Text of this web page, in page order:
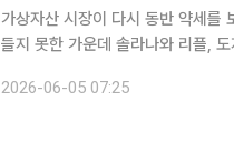
가상자산 시장이 다시 동반 약세
들지 못한 가운데 솔라나와 리플, 도지
러로 3.82% 하락했다. 비트코인은
2026-06-05 07:25